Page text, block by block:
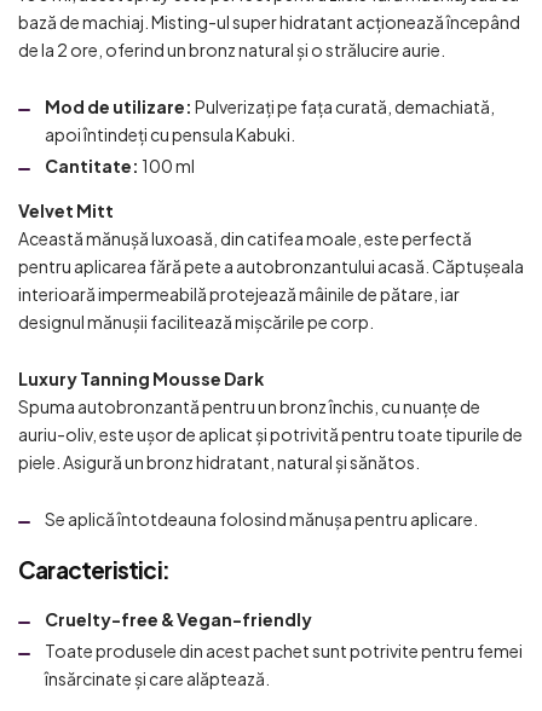
bază de machiaj. Misting-ul super hidratant acționează începând
de la 2 ore, oferind un bronz natural și o strălucire aurie.
Mod de utilizare: Pulverizați pe fața curată, demachiată,
apoi întindeți cu pensula Kabuki.
Cantitate: 100 ml
Velvet Mitt
Această mănușă luxoasă, din catifea moale, este perfectă
pentru aplicarea fără pete a autobronzantului acasă. Căptușeala
interioară impermeabilă protejează mâinile de pătare, iar
designul mănușii facilitează mișcările pe corp.
Luxury Tanning Mousse Dark
Spuma autobronzantă pentru un bronz închis, cu nuanțe de
auriu-oliv, este ușor de aplicat și potrivită pentru toate tipurile de
piele. Asigură un bronz hidratant, natural și sănătos.
Se aplică întotdeauna folosind mănușa pentru aplicare.
Caracteristici:
Cruelty-free & Vegan-friendly
Toate produsele din acest pachet sunt potrivite pentru femei
însărcinate și care alăptează.